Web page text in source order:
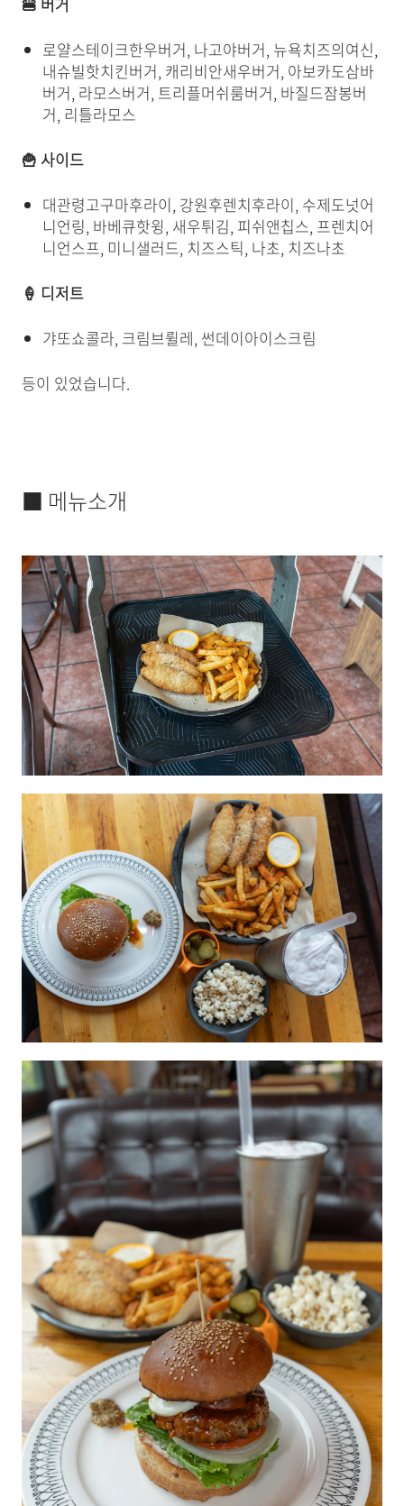
로얄스테이크한우버거, 나고야버거, 뉴욕치즈의여신,
내슈빌핫치킨버거, 캐리비안새우버거, 아보카도삼바
버거, 라모스버거, 트리플머쉬룸버거, 바질드잠봉버
거, 리틀라모스
🍟 사이드
대관령고구마후라이, 강원후렌치후라이, 수제도넛어
니언링, 바베큐핫윙, 새우튀김, 피쉬앤칩스, 프렌치어
니언스프, 미니샐러드, 치즈스틱, 나초, 치즈나초
🍦 디저트
갸또쇼콜라, 크림브륄레, 썬데이아이스크림
등이 있었습니다.
■ 메뉴소개